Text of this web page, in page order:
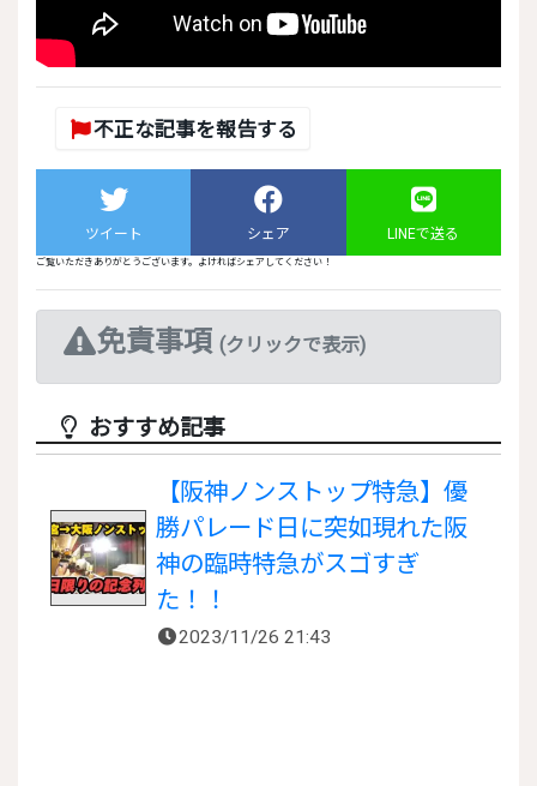
不正な記事を報告する
ツイート シェア LINEで送る
ご覧いただきありがとうございます。よければシェアしてください！
免責事項 (クリックで表示)
おすすめ記事
【阪神ノンストップ特急】優
勝パレード日に突如現れた阪
神の臨時特急がスゴすぎ
た！！
2023/11/26 21:43